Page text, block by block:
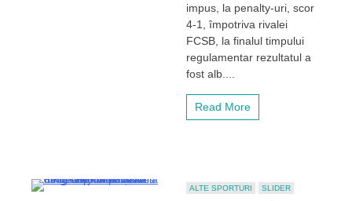
„Căpitanul”
Camora
și
eroul
un
impus, la penalty-uri, scor
4-1, împotriva rivalei
FCSB, la finalul timpului
regulamentar rezultatul a
fost alb....
Read More
ALTE SPORTURI SLIDER